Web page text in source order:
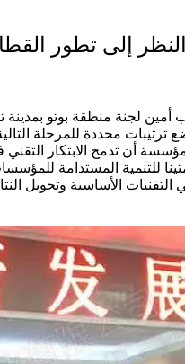
إلى تطور
لجنة منطقة بوتو بمدينة
ترتيبات محددة للمرحلة
أن تدمج الابتكار
للتنمية المستدامة
الأساسية وتحويل